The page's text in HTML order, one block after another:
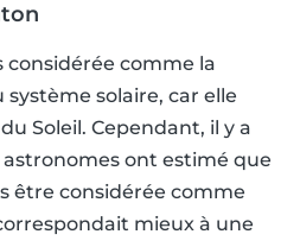
comme la
solaire, car elle
Soleil. Cependant, il y a
ont estimé que
être considérée comme
mieux à une